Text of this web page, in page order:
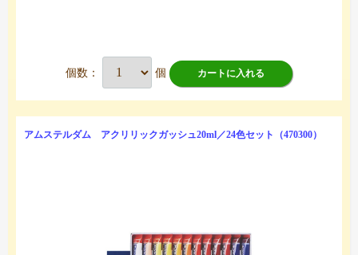
個数： 個 カートに入れる
アムステルダム アクリリックガッシュ20ml／24色セット（470300）